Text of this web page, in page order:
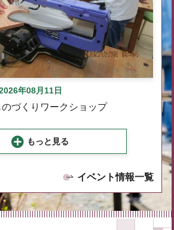
年08月11日
づくりワークショップ
もっと見る
イベント情報一覧